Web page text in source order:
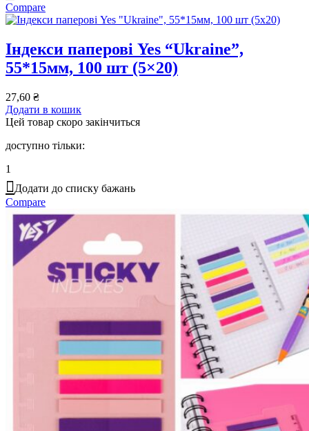
Compare
Індекси паперові Yes “Ukraine”,
55*15мм, 100 шт (5×20)
27,60 ₴
Додати в кошик
Цей товар скоро закінчиться
доступно тільки:
1
Додати до списку бажань
Compare